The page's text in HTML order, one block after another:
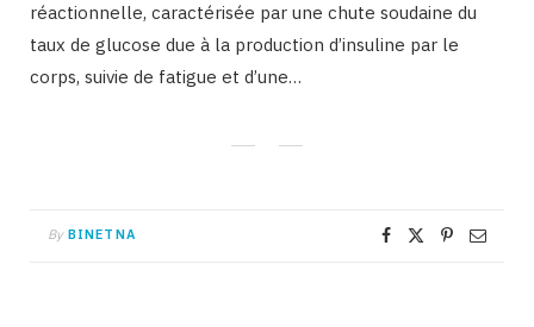
réactionnelle, caractérisée par une chute soudaine du
taux de glucose due à la production d’insuline par le
corps, suivie de fatigue et d’une…
By BINETNA